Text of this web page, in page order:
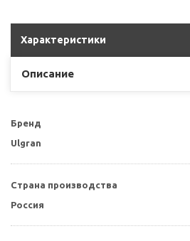
Характеристики
Описание
Бренд
Ulgran
Страна производства
Россия